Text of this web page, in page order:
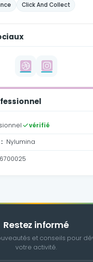
Click And Collect
vérifié
Nylumina
Restez informé
et conseils pour
votre activité.